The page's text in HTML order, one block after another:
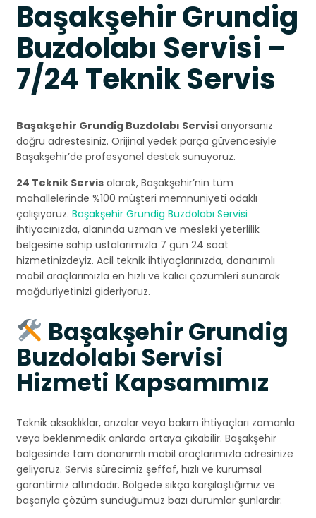
Başakşehir Grundig
Buzdolabı Servisi –
7/24 Teknik Servis
Başakşehir Grundig Buzdolabı Servisi arıyorsanız
doğru adrestesiniz. Orijinal yedek parça güvencesiyle
Başakşehir’de profesyonel destek sunuyoruz.
24 Teknik Servis olarak, Başakşehir’nin tüm
mahallelerinde %100 müşteri memnuniyeti odaklı
çalışıyoruz. Başakşehir Grundig Buzdolabı Servisi
ihtiyacınızda, alanında uzman ve mesleki yeterlilik
belgesine sahip ustalarımızla 7 gün 24 saat
hizmetinizdeyiz. Acil teknik ihtiyaçlarınızda, donanımlı
mobil araçlarımızla en hızlı ve kalıcı çözümleri sunarak
mağduriyetinizi gideriyoruz.
Başakşehir Grundig
Buzdolabı Servisi
Hizmeti Kapsamımız
Teknik aksaklıklar, arızalar veya bakım ihtiyaçları zamanla
veya beklenmedik anlarda ortaya çıkabilir. Başakşehir
bölgesinde tam donanımlı mobil araçlarımızla adresinize
geliyoruz. Servis sürecimiz şeffaf, hızlı ve kurumsal
garantimiz altındadır. Bölgede sıkça karşılaştığımız ve
başarıyla çözüm sunduğumuz bazı durumlar şunlardır: